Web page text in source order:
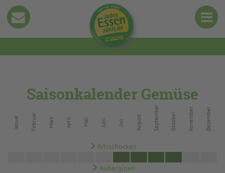
Saisonkalender Gemüse
Januar Februar März April Mai Juni Juli August September Oktober November Dezember
Artischocken
Auberginen